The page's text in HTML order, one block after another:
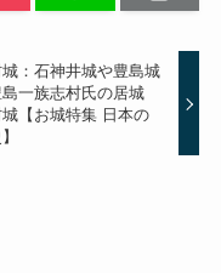
：石神井城や豊島城
一族志村氏の居城
【お城特集 日本の